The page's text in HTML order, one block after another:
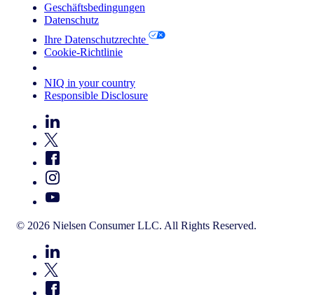
Geschäftsbedingungen
Datenschutz
Ihre Datenschutzrechte
Cookie-Richtlinie
NIQ in your country
Responsible Disclosure
© 2026 Nielsen Consumer LLC. All Rights Reserved.